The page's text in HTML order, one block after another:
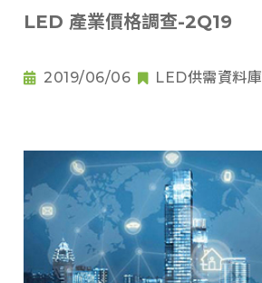
LED 產業價格調查-2Q19
2019/06/06 LED供需資料庫